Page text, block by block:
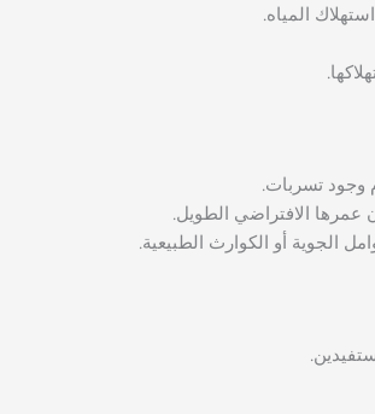
المياه.
وجود تسربات.
عمرها الافتراضي الطويل.
الجوية أو الكوارث الطبيعية.